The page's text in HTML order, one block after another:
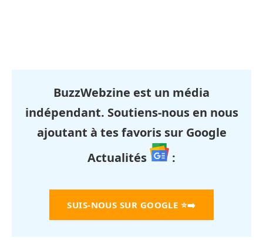
BuzzWebzine est un média
indépendant. Soutiens-nous en nous
ajoutant à tes favoris sur Google
Actualités
:
SUIS-NOUS SUR GOOGLE ⭐➡️